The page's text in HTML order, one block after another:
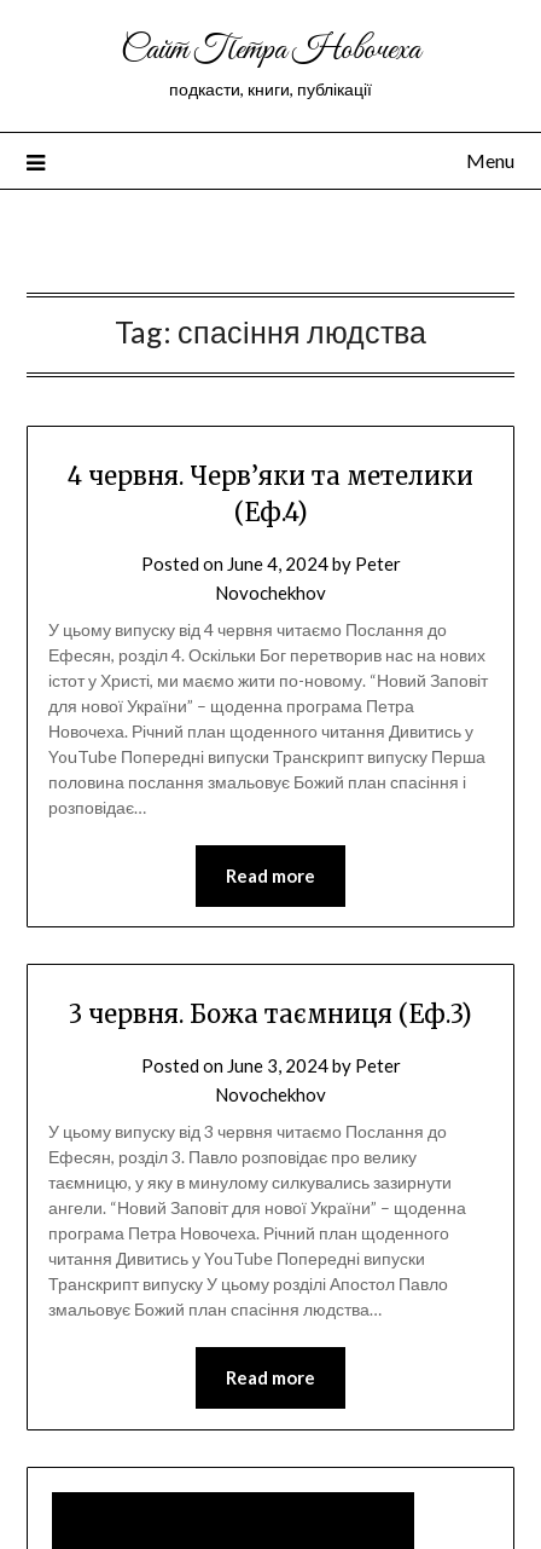
Сайт Петра Новочеха
подкасти, книги, публікації
Menu
Tag: спасіння людства
4 червня. Черв’яки та метелики
(Еф.4)
Posted on June 4, 2024by Peter
Novochekhov
У цьому випуску від 4 червня читаємо Послання до
Ефесян, розділ 4. Оскільки Бог перетворив нас на нових
істот у Христі, ми маємо жити по-новому. “Новий Заповіт
для нової України” – щоденна програма Петра
Новочеха. Річний план щоденного читання Дивитись у
YouTube Попередні випуски Транскрипт випуску Перша
половина послання змальовує Божий план спасіння і
розповідає…
Read more
3 червня. Божа таємниця (Еф.3)
Posted on June 3, 2024by Peter
Novochekhov
У цьому випуску від 3 червня читаємо Послання до
Ефесян, розділ 3. Павло розповідає про велику
таємницю, у яку в минулому силкувались зазирнути
ангели. “Новий Заповіт для нової України” – щоденна
програма Петра Новочеха. Річний план щоденного
читання Дивитись у YouTube Попередні випуски
Транскрипт випуску У цьому розділі Апостол Павло
змальовує Божий план спасіння людства…
Read more